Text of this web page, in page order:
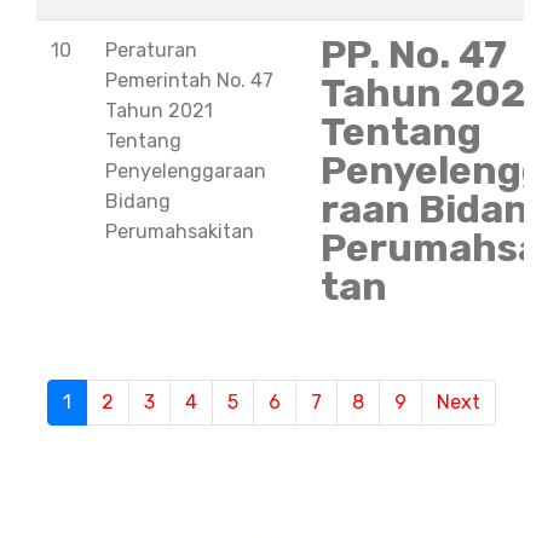
10
Peraturan
Pemerintah No. 47
Tahun 2021
Tentang
Penyelenggaraan
Bidang
Perumahsakitan
PP. No. 47
Tahun
Tentang
raan
tan
1 (current)
2 3 4 5 6 7 8 9 Next
S
e